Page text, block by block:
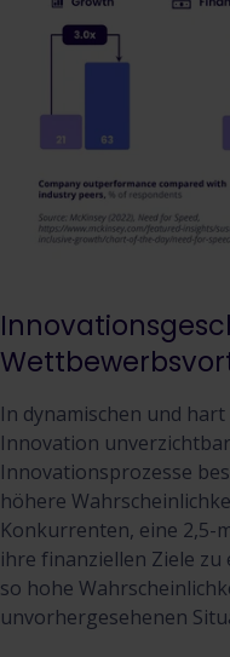
In dynamischen und
Innovation
Innovationsprozesse
höhere
Konkurrenten, eine 2,5-
ihre finanziellen Ziele
so hohe
unvorhergesehenen